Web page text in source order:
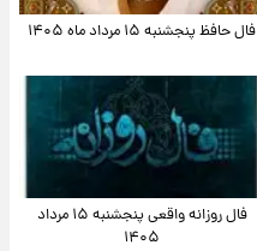
فال حافظ پنجشنبه ۱۵ مرداد ماه ۱۴۰۵
فال روزانه واقعی پنجشنبه ۱۵ مرداد
۱۴۰۵